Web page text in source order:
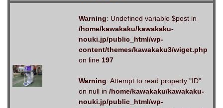
Warning: Undefined variable $post in
/home/kawakaku/kawakaku-
nouki.jp/public_html/wp-
content/themes/kawakaku3/wiget.php
on line 197
Warning: Attempt to read property "ID"
on null in /home/kawakaku/kawakaku-
nouki.jp/public_html/wp-